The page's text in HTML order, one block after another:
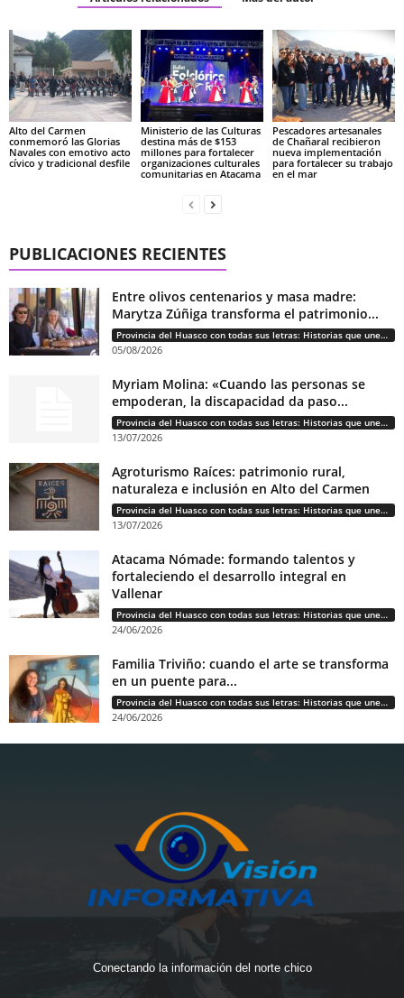
Alto del Carmen
conmemoró las Glorias
Navales con emotivo acto
cívico y tradicional desfile
Ministerio de las Culturas
destina más de $153
millones para fortalecer
organizaciones culturales
comunitarias en Atacama
Pescadores artesanales
de Chañaral recibieron
nueva implementación
para fortalecer su trabajo
en el mar
PUBLICACIONES RECIENTES
Entre olivos centenarios y masa madre:
Marytza Zúñiga transforma el patrimonio...
Provincia del Huasco con todas sus letras: Historias que unen cultura, diversidad e identidad
05/08/2026
Myriam Molina: «Cuando las personas se
empoderan, la discapacidad da paso...
Provincia del Huasco con todas sus letras: Historias que unen cultura, diversidad e identidad
13/07/2026
Agroturismo Raíces: patrimonio rural,
naturaleza e inclusión en Alto del Carmen
Provincia del Huasco con todas sus letras: Historias que unen cultura, diversidad e identidad
13/07/2026
Atacama Nómade: formando talentos y
fortaleciendo el desarrollo integral en
Vallenar
Provincia del Huasco con todas sus letras: Historias que unen cultura, diversidad e identidad
24/06/2026
Familia Triviño: cuando el arte se transforma
en un puente para...
Provincia del Huasco con todas sus letras: Historias que unen cultura, diversidad e identidad
24/06/2026
Conectando la información del norte chico